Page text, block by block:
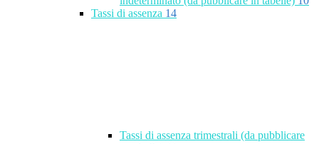
Tassi di assenza 14
Tassi di assenza trimestrali (da pubblicare